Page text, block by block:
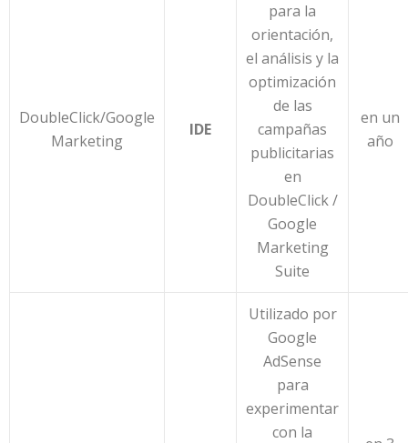
DoubleClick/Google
Marketing
IDE
para la
orientación,
el análisis y la
optimización
de las
campañas
publicitarias
en
DoubleClick /
Google
Marketing
Suite
en un
año
Utilizado por
Google
AdSense
para
experimentar
con la